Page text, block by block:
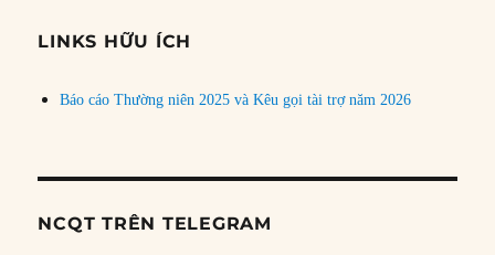
đề
LINKS HỮU ÍCH
Báo cáo Thường niên 2025 và Kêu gọi tài trợ năm 2026
NCQT TRÊN TELEGRAM